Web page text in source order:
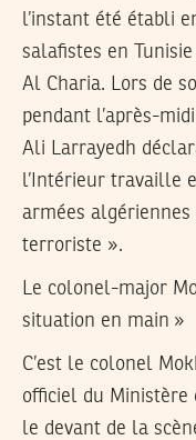
l’instant été établi
salafistes en
Al Charia. Lors de
pendant l’après-
Ali Larrayedh
l’Intérieur travaille
armées algériennes
terroriste ».
Le colonel-major
situation en main »
C’est le colonel
officiel du Ministère
le devant de la